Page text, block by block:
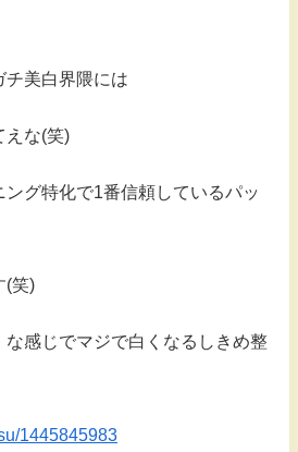
チ美白界隈には
えな(笑)
ング特化で1番信頼しているパッ
(笑)
な感じでマジで白くなるしきめ整
1445845983